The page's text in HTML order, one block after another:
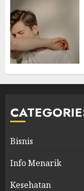
Bisnis
Info Menarik
Kesehatan